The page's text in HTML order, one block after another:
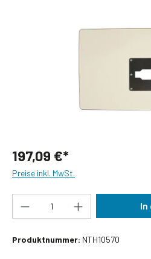
197,09 €*
Preise inkl. MwSt.
Produkt Anzahl: Gib In
Produktnummer: NTH10570